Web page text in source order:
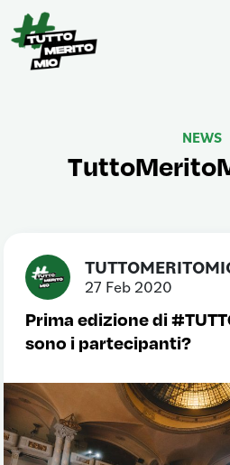
NEWS
27 Feb 2020
Prima edizione di
sono i partecipanti?